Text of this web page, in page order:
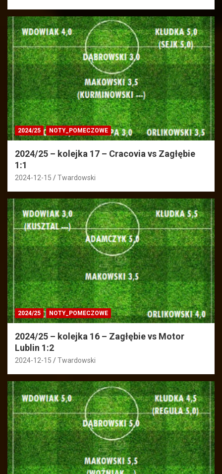
2024/25 NOTY_POMECZOWE
2024/25 – kolejka 17 – Cracovia vs Zagłębie
1:1
2024-12-15 Twardowski
2024/25 NOTY_POMECZOWE
2024/25 – kolejka 16 – Zagłębie vs Motor
Lublin 1:2
2024-12-15 Twardowski